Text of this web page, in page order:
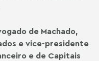
de Machado,
e vice-presidente
e de Capitais